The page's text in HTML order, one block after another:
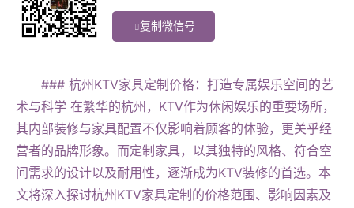
复制微信号
### 杭州KTV家具定制价格：打造专属娱乐空间的艺
术与科学 在繁华的杭州，KTV作为休闲娱乐的重要场所，
其内部装修与家具配置不仅影响着顾客的体验，更关乎经
营者的品牌形象。而定制家具，以其独特的风格、符合空
间需求的设计以及耐用性，逐渐成为KTV装修的首选。本
文将深入探讨杭州KTV家具定制的价格范围、影响因素及